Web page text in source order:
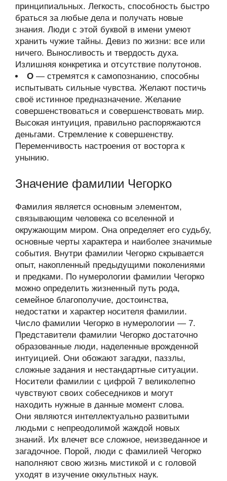
принципиальных. Легкость, способность быстро
браться за любые дела и получать новые
знания. Люди с этой буквой в имени умеют
хранить чужие тайны. Девиз по жизни: все или
ничего. Выносливость и твердость духа.
Излишняя конкретика и отсутствие полутонов.
О — стремятся к самопознанию, способны
испытывать сильные чувства. Желают постичь
своё истинное предназначение. Желание
совершенствоваться и совершенствовать мир.
Высокая интуиция, правильно распоряжаются
деньгами. Стремление к совершенству.
Переменчивость настроения от восторга к
унынию.
Значение фамилии Чегорко
Фамилия является основным элементом,
связывающим человека со вселенной и
окружающим миром. Она определяет его судьбу,
основные черты характера и наиболее значимые
события. Внутри фамилии Чегорко скрывается
опыт, накопленный предыдущими поколениями
и предками. По нумерологии фамилии Чегорко
можно определить жизненный путь рода,
семейное благополучие, достоинства,
недостатки и характер носителя фамилии.
Число фамилии Чегорко в нумерологии — 7.
Представители фамилии Чегорко достаточно
образованные люди, наделенные врожденной
интуицией. Они обожают загадки, паззлы,
сложные задания и нестандартные ситуации.
Носители фамилии с цифрой 7 великолепно
чувствуют своих собеседников и могут
находить нужные в данные момент слова.
Они являются интеллектуально развитыми
людьми с непреодолимой жаждой новых
знаний. Их влечет все сложное, неизведанное и
загадочное. Порой, люди с фамилией Чегорко
наполняют свою жизнь мистикой и с головой
уходят в изучение оккультных наук.